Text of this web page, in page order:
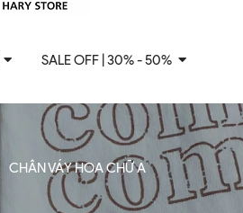
SALE OFF | 30% - 50%
CHÂN VÁY HOA CHỮ A